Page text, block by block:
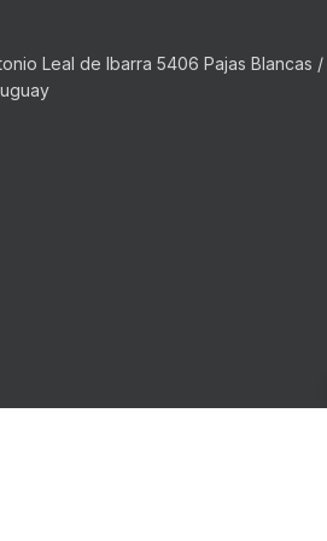
Leal de Ibarra 5406 Pajas Blancas /